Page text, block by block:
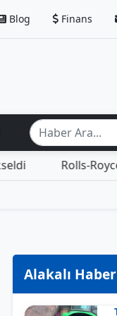
Blog Finans
Rolls-Royce
Alakalı